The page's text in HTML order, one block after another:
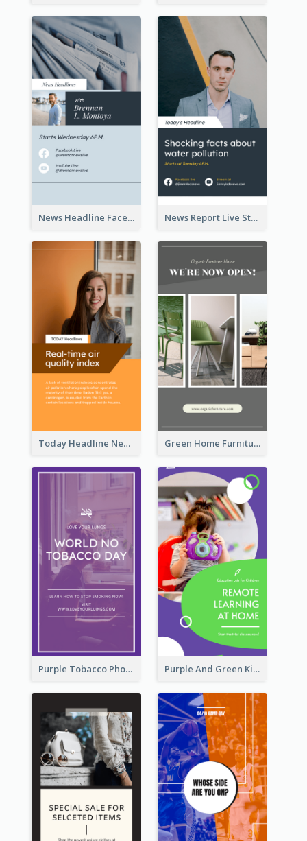
News Headline Facebook Streaming Instagram Story News Report Live Stream Instagram Story
Today Headline News Report Instagram Story Green Home Furniture Photos Shop Opening Instagram Story
Purple Tobacco Photo No Tobacco Day Instagram Story Purple And Green Kids Photo Remote Learning Instagram Story